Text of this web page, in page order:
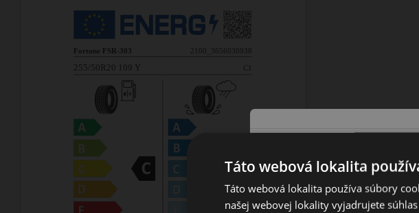
Táto webová lokalita
Táto webová lokalita používa súbory
našej webovej lokality vyjadrujete